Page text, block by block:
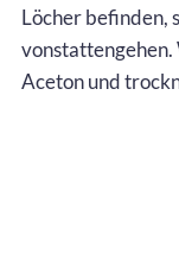
Löcher befinden,
vonstattengehen.
Aceton und